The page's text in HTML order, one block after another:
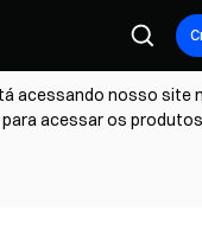
acessando nosso site
para acessar os